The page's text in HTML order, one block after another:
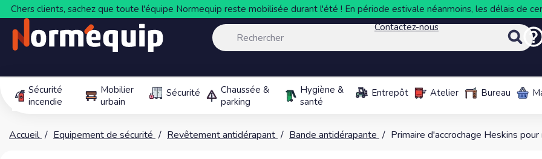
Chers clients, sachez que toute l'équipe Normequip reste mobilisée durant l'été ! En période estivale néanmoins, les délais de
Contactez-nous
Sécurité
incendie
Mobilier
urbain
Sécurité
Chaussée &
parking
Hygiène &
santé
Entrepôt Atelier Bureau
Accueil Equipement de sécurité Revêtement antidérapant Bande antidérapante Primaire d'accrochage Heskins